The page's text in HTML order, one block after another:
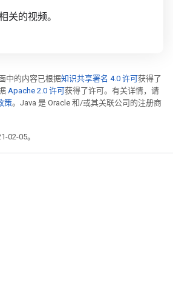
关的视频。
中的内容已根据知识共享署名 4.0 许可获得了
Apache 2.0 许可获得了许可。有关详情，请
策。Java 是 Oracle 和/或其关联公司的注册商
02-05。